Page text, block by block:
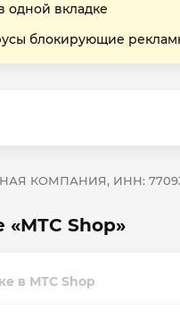
одной вкладке
блокирующие
КОМПАНИЯ, ИНН:
«МТС Shop»
в МТС Shop